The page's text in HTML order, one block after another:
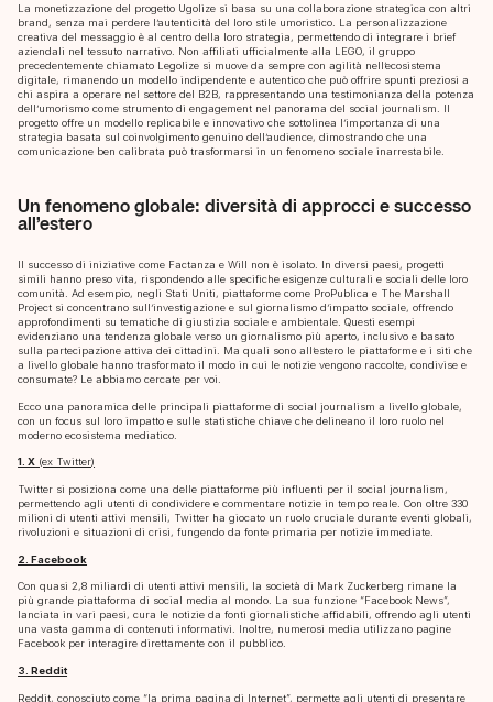
La monetizzazione del progetto Ugolize si basa su una collaborazione strategica con altri
brand, senza mai perdere l’autenticità del loro stile umoristico. La personalizzazione
creativa del messaggio è al centro della loro strategia, permettendo di integrare i brief
aziendali nel tessuto narrativo. Non affiliati ufficialmente alla LEGO, il gruppo
precedentemente chiamato Legolize si muove da sempre con agilità nell’ecosistema
digitale, rimanendo un modello indipendente e autentico che può offrire spunti preziosi a
chi aspira a operare nel settore del B2B, rappresentando una testimonianza della potenza
dell’umorismo come strumento di engagement nel panorama del social journalism. Il
progetto offre un modello replicabile e innovativo che sottolinea l’importanza di una
strategia basata sul coinvolgimento genuino dell’audience, dimostrando che una
comunicazione ben calibrata può trasformarsi in un fenomeno sociale inarrestabile.
Un fenomeno globale: diversità di approcci e successo
all’estero
Il successo di iniziative come Factanza e Will non è isolato. In diversi paesi, progetti
simili hanno preso vita, rispondendo alle specifiche esigenze culturali e sociali delle loro
comunità. Ad esempio, negli Stati Uniti, piattaforme come ProPublica e The Marshall
Project si concentrano sull’investigazione e sul giornalismo d’impatto sociale, offrendo
approfondimenti su tematiche di giustizia sociale e ambientale. Questi esempi
evidenziano una tendenza globale verso un giornalismo più aperto, inclusivo e basato
sulla partecipazione attiva dei cittadini. Ma quali sono all’estero le piattaforme e i siti che
a livello globale hanno trasformato il modo in cui le notizie vengono raccolte, condivise e
consumate? Le abbiamo cercate per voi.
Ecco una panoramica delle principali piattaforme di social journalism a livello globale,
con un focus sul loro impatto e sulle statistiche chiave che delineano il loro ruolo nel
moderno ecosistema mediatico.
1. X (ex Twitter)
Twitter si posiziona come una delle piattaforme più influenti per il social journalism,
permettendo agli utenti di condividere e commentare notizie in tempo reale. Con oltre 330
milioni di utenti attivi mensili, Twitter ha giocato un ruolo cruciale durante eventi globali,
rivoluzioni e situazioni di crisi, fungendo da fonte primaria per notizie immediate.
2. Facebook
Con quasi 2,8 miliardi di utenti attivi mensili, la società di Mark Zuckerberg rimane la
più grande piattaforma di social media al mondo. La sua funzione “Facebook News”,
lanciata in vari paesi, cura le notizie da fonti giornalistiche affidabili, offrendo agli utenti
una vasta gamma di contenuti informativi. Inoltre, numerosi media utilizzano pagine
Facebook per interagire direttamente con il pubblico.
3. Reddit
Reddit, conosciuto come “la prima pagina di Internet”, permette agli utenti di presentare